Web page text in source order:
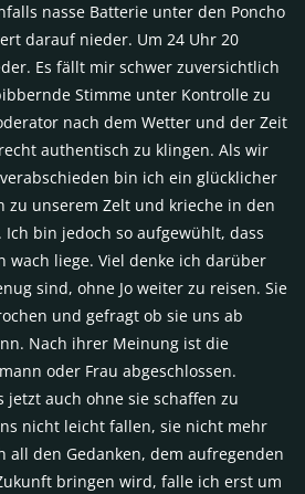
nasse Batterie unter den Poncho
darauf nieder. Um 24 Uhr 20
Es fällt mir schwer zuversichtlich
Stimme unter Kontrolle zu
nach dem Wetter und der Zeit
authentisch zu klingen. Als wir
bin ich ein glücklicher
zu unserem Zelt und krieche in den
Ich bin jedoch so aufgewühlt, dass
wach liege. Viel denke ich darüber
sind, ohne Jo weiter zu reisen. Sie
und gefragt ob sie uns ab
Nach ihrer Meinung ist die
oder Frau abgeschlossen.
auch ohne sie schaffen zu
nicht leicht fallen, sie nicht mehr
all den Gedanken, dem aufregenden
bringen wird, falle ich erst um